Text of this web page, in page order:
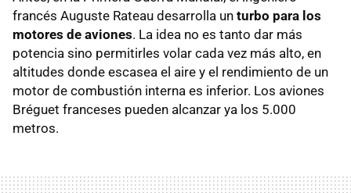
francés Auguste Rateau desarrolla un turbo para los
motores de aviones. La idea no es tanto dar más
potencia sino permitirles volar cada vez más alto, en
altitudes donde escasea el aire y el rendimiento de un
motor de combustión interna es inferior. Los aviones
Bréguet franceses pueden alcanzar ya los 5.000
metros.